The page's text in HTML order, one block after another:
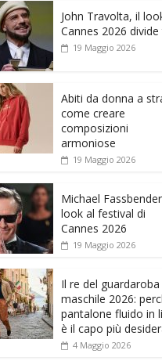
John Travolta, il
Cannes 2026
19 Maggio 2026
Abiti da donna a
come creare
composizioni
armoniose
19 Maggio 2026
Michael
look al festival di
Cannes 2026
19 Maggio 2026
Il re del guardaroba
maschile 2026:
pantalone fluido in
è il capo più
4 Maggio 2026